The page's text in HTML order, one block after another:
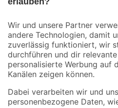
Der toom Newsletter: Keine Angebote
Zur Newsletter Anmeldung
Folge uns